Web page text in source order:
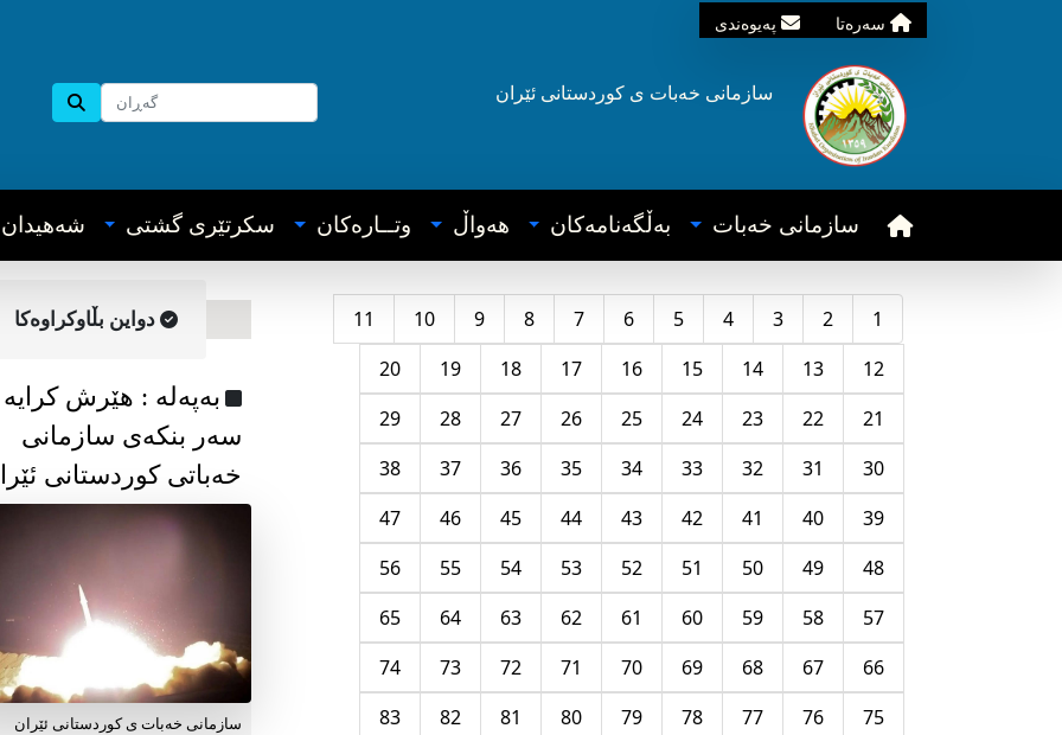
سه‌ره‌تا په‌یوه‌ندی
سازمانی خه‌بات ی کوردستانی ئێران
سازمانی خه‌بات به‌ڵگه‌نامه‌کان هه‌واڵ وتــاره‌کان سکرتێری گشتی شه‌هیدان
1
2
3
4
5
6
7
8
9
10
11
12
13
14
15
16
17
18
19
20
21
22
23
24
25
26
27
28
29
30
31
32
33
34
35
36
37
38
39
40
41
42
43
44
45
46
47
48
49
50
51
52
53
54
55
56
57
58
59
60
61
62
63
64
65
66
67
68
69
70
71
72
73
74
75
76
77
78
79
80
81
82
83
دواین بڵاوکراوه‌کا
به‌په‌له‌ : هێرش کرایە
سەر بنکەی سازمانی
خەباتی کوردستانی
سازمانی خەبات ی کوردستانی ئێران